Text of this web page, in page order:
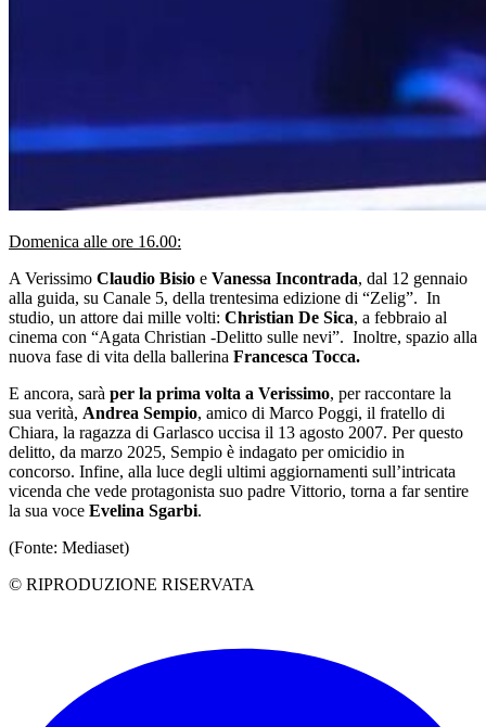
Domenica alle ore 16.00:
A Verissimo Claudio Bisio e Vanessa Incontrada, dal 12 gennaio
alla guida, su Canale 5, della trentesima edizione di “Zelig”. In
studio, un attore dai mille volti: Christian De Sica, a febbraio al
cinema con “Agata Christian -Delitto sulle nevi”. Inoltre, spazio alla
nuova fase di vita della ballerina Francesca Tocca.
E ancora, sarà per la prima volta a Verissimo, per raccontare la
sua verità, Andrea Sempio, amico di Marco Poggi, il fratello di
Chiara, la ragazza di Garlasco uccisa il 13 agosto 2007. Per questo
delitto, da marzo 2025, Sempio è indagato per omicidio in
concorso. Infine, alla luce degli ultimi aggiornamenti sull’intricata
vicenda che vede protagonista suo padre Vittorio, torna a far sentire
la sua voce Evelina Sgarbi.
(Fonte: Mediaset)
© RIPRODUZIONE RISERVATA